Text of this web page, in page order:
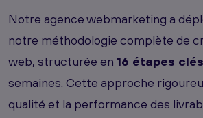
Notre agence webmarketing a
notre méthodologie complète de
web, structurée en 16 étapes clés
semaines. Cette approche
qualité et la performance des